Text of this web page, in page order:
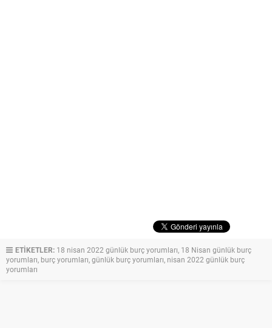
ETİKETLER: 18 nisan 2022 günlük burç yorumları, 18 Nisan günlük burç
yorumları, burç yorumları,günlük burç yorumları, nisan 2022 günlük burç
yorumları